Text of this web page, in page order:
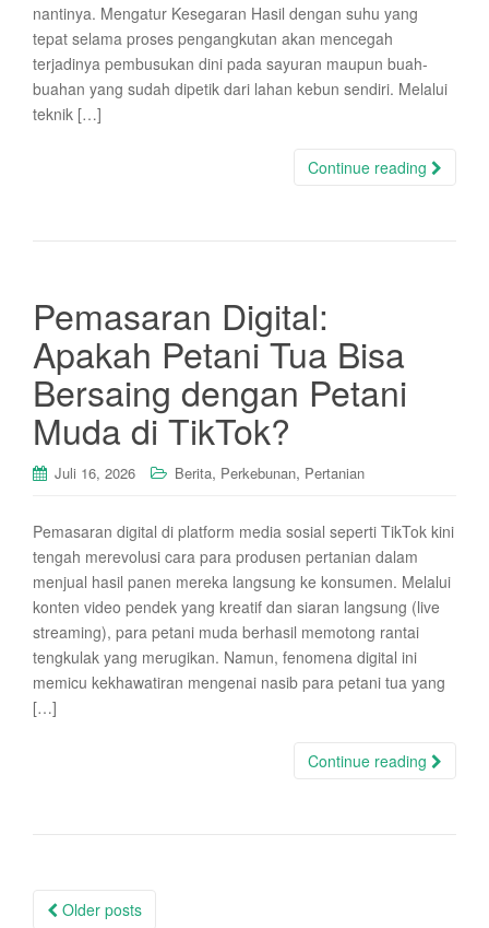
nantinya. Mengatur Kesegaran Hasil dengan suhu yang
tepat selama proses pengangkutan akan mencegah
terjadinya pembusukan dini pada sayuran maupun buah-
buahan yang sudah dipetik dari lahan kebun sendiri. Melalui
teknik […]
Continue reading
Pemasaran Digital:
Apakah Petani Tua Bisa
Bersaing dengan Petani
Muda di TikTok?
Juli 16, 2026 Berita, Perkebunan, Pertanian
Pemasaran digital di platform media sosial seperti TikTok kini
tengah merevolusi cara para produsen pertanian dalam
menjual hasil panen mereka langsung ke konsumen. Melalui
konten video pendek yang kreatif dan siaran langsung (live
streaming), para petani muda berhasil memotong rantai
tengkulak yang merugikan. Namun, fenomena digital ini
memicu kekhawatiran mengenai nasib para petani tua yang
[…]
Continue reading
Posts
Older posts